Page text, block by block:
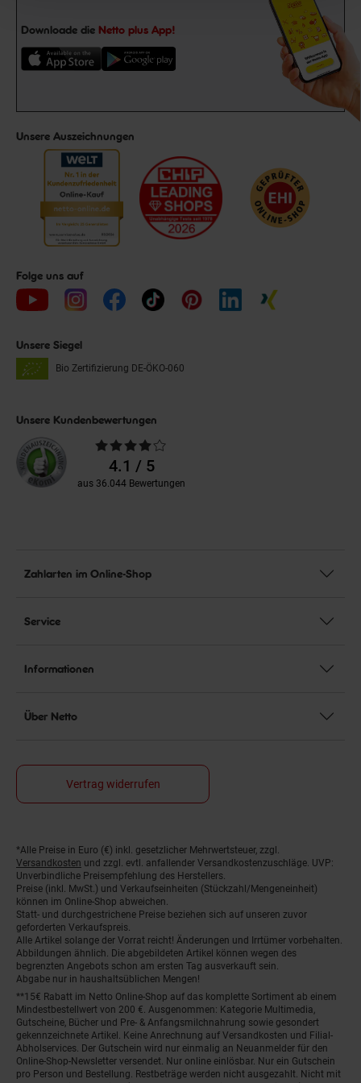
Downloade die Netto plus App!
Unsere Auszeichnungen
Folge uns auf
Unsere Siegel
Bio Zertifizierung DE-ÖKO-060
Unsere Kundenbewertungen
Durchschnittliche
Bewertungen4.1 / 5
aus 36.044 Bewertungen
Zahlarten im Online-Shop
Service
Informationen
Über Netto
Vertrag widerrufen
Fußnoten
*Alle Preise in Euro (€) inkl. gesetzlicher Mehrwertsteuer, zzgl.
Versandkosten und zzgl. evtl. anfallender Versandkostenzuschläge. UVP:
Unverbindliche Preisempfehlung des Herstellers.
Preise (inkl. MwSt.) und Verkaufseinheiten (Stückzahl/Mengeneinheit)
können im Online-Shop abweichen.
Statt- und durchgestrichene Preise beziehen sich auf unseren zuvor
geforderten Verkaufspreis.
Alle Artikel solange der Vorrat reicht! Änderungen und Irrtümer vorbehalten.
Abbildungen ähnlich. Die abgebildeten Artikel können wegen des
begrenzten Angebots schon am ersten Tag ausverkauft sein.
Abgabe nur in haushaltsüblichen Mengen!
**15€ Rabatt im Netto Online-Shop auf das komplette Sortiment ab einem
Mindestbestellwert von 200 €. Ausgenommen: Kategorie Multimedia,
Gutscheine, Bücher und Pre- & Anfangsmilchnahrung sowie gesondert
gekennzeichnete Artikel. Keine Anrechnung auf Versandkosten und Filial-
Abholservices. Der Gutschein wird nur einmalig an Neuanmelder für den
Online-Shop-Newsletter versendet. Nur online einlösbar. Nur ein Gutschein
pro Person und Bestellung. Restbeträge werden nicht ausgezahlt. Nicht mit